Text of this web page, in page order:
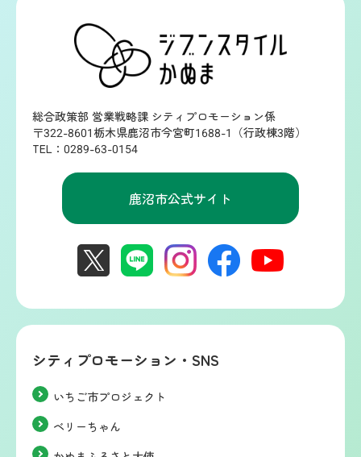
総合政策部 営業戦略課 シティプロモーション係
〒322-8601栃木県鹿沼市今宮町1688-1（行政棟3階）
TEL：0289-63-0154
鹿沼市公式サイト
シティプロモーション・SNS
いちご市プロジェクト
ベリーちゃん